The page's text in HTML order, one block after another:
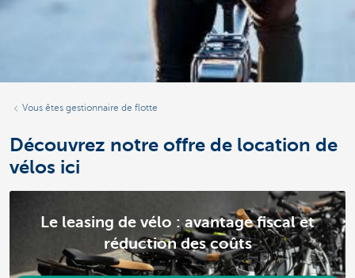
Vous êtes gestionnaire de flotte
Découvrez notre offre de location de
vélos ici
Le leasing de vélo : avantage fiscal et
réduction des coûts